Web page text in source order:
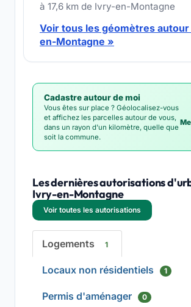
à 17,6 km de Ivry-en-Montagne
Voir tous les géomètres
en-Montagne »
Cadastre autour de moi
Vous êtes sur place ? Géolocalisez-vous
et affichez les parcelles autour de vous,
dans un rayon d'un kilomètre, quelle que
soit la commune.
Les dernières autorisations
Ivry-en-Montagne
Voir toutes les autorisations
Logements 1
Locaux non résidentiels 1
Permis d'aménager 0